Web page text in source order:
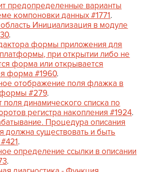
предопределенные варианты
компоновки данных #1771.
Инициализация в модуле
.
формы приложения для
при открытии либо не
форма или открывается
форма #1960.
отображение поля флажка в
#279.
поля динамического списка по
регистра накопления #1924.
Процедура описания
должна существовать и быть
.
определение ссылки в описании
.